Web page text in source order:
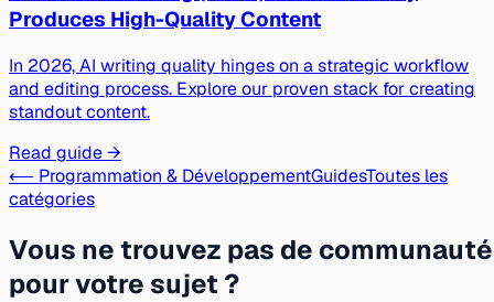
Produces High-Quality Content
In 2026, AI writing quality hinges on a strategic workflow
and editing process. Explore our proven stack for creating
standout content.
Read guide →
⟵ Programmation & DéveloppementGuidesToutes les
catégories
Vous ne trouvez pas de communauté
pour votre sujet ?